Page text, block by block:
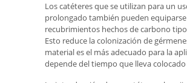
Los catéteres que se utilizan para un
prolongado también pueden
recubrimientos hechos de carbono
Esto reduce la colonización de
material es el más adecuado para la
depende del tiempo que lleva